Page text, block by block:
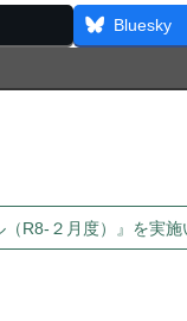
Bluesky
R8-２月度）』を実施